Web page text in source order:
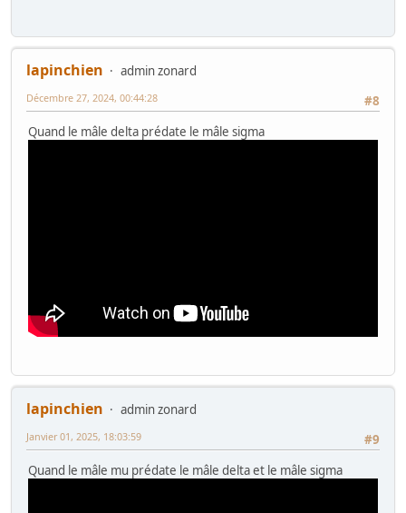
lapinchien
admin zonard
#8
Décembre 27, 2024, 00:44:28
Quand le mâle delta prédate le mâle sigma
lapinchien
admin zonard
#9
Janvier 01, 2025, 18:03:59
Quand le mâle mu prédate le mâle delta et le mâle sigma